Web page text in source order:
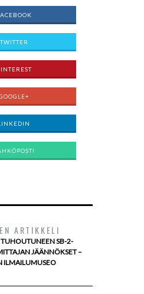
TWITTER
ARTIKKELI
TUHOUTUNEEN SB-2-
JÄÄNNÖKSET –
ILMAILUMUSEO